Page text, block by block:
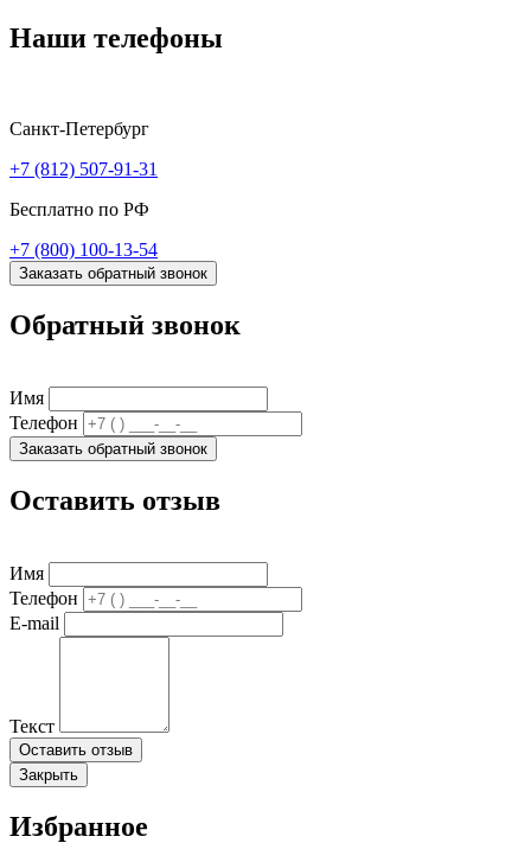
Наши телефоны
Санкт-Петербург
+7 (812) 507-91-31
Бесплатно по РФ
+7 (800) 100-13-54
Заказать обратный звонок
Обратный звонок
Имя
Телефон
Заказать обратный звонок
Оставить отзыв
Имя
Телефон
E-mail
Текст
Оставить отзыв
Закрыть
Избранное